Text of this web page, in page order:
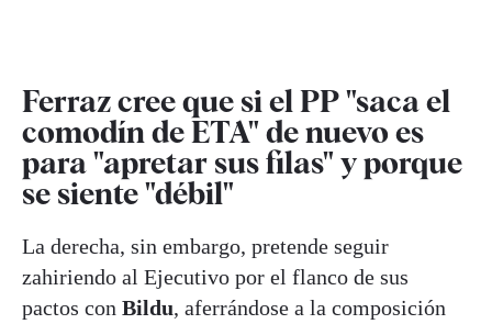
Ferraz cree que si el PP "saca el
comodín de ETA" de nuevo es
para "apretar sus filas" y porque
se siente "débil"
La derecha, sin embargo, pretende seguir
zahiriendo al Ejecutivo por el flanco de sus
pactos con Bildu, aferrándose a la composición